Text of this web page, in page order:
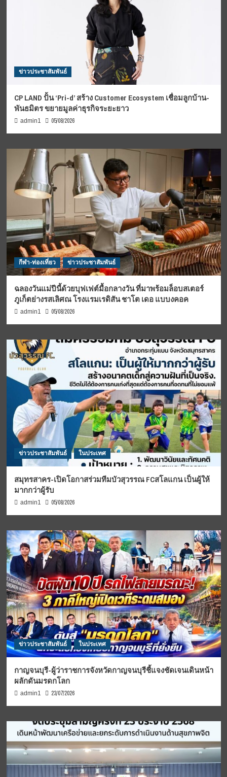
ข่าวประชาสัมพันธ์
CP LAND ปั้น ‘Pri-d’ สร้าง Customer Ecosystem เชื่อมลูกบ้าน-
พันธมิตร ขยายมูลค่าธุรกิจระยะยาว
admin1 05/08/2026
กีฬา-ท่องเที่ยว ข่าวประชาสัมพันธ์
ฉลองวันแม่ปีนี้ด้วยบุฟเฟต์มื้อกลางวัน ที่มาพร้อมล็อบสเตอร์
ภูเก็ตย่างรสเลิศณ โรงแรมเรดิสัน ชาโต เดอ แบบงคอค
admin1 05/08/2026
ข่าวประชาสัมพันธ์ ในประเทศ
สมุทรสาคร-เปิดโอกาสร่วมทีมบัวสุวรรณ FCสโลแกน เป็นผู้ให้
มากกว่าผู้รับ
admin1 05/08/2026
ข่าวประชาสัมพันธ์ ในประเทศ
กาญจนบุรี-ผู้ว่าราชการจังหวัดกาญจนบุรีชี้แจงชัดเจนเดินหน้า
ผลักดันมรดกโลก
admin1 23/07/2026